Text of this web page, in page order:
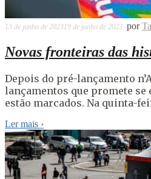
13 de junho de 202319 de junho de 2023 por
Novas fronteiras das
Depois do pré-lançamento
lançamentos que promete se
estão marcados. Na quinta-
Ler mais ›